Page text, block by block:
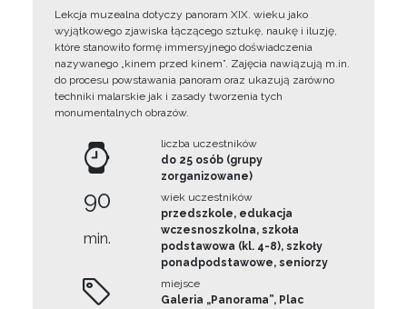
Lekcja muzealna dotyczy panoram XIX. wieku jako
wyjątkowego zjawiska łączącego sztukę, naukę i iluzję,
które stanowiło formę immersyjnego doświadczenia
nazywanego „kinem przed kinem”. Zajęcia nawiązują m.in.
do procesu powstawania panoram oraz ukazują zarówno
techniki malarskie jak i zasady tworzenia tych
monumentalnych obrazów.
90
min.
liczba uczestników
do 25 osób (grupy
zorganizowane)
wiek uczestników
przedszkole, edukacja
wczesnoszkolna, szkoła
podstawowa (kl. 4-8), szkoły
ponadpodstawowe, seniorzy
miejsce
Galeria „Panorama”, Plac